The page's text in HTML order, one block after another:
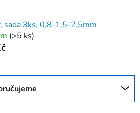
sada 3ks, 0,8-1,5-2,5mm
(>5 ks)